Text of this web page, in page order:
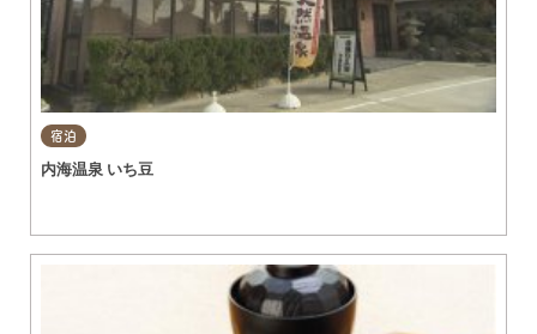
宿泊
内海温泉 いち豆